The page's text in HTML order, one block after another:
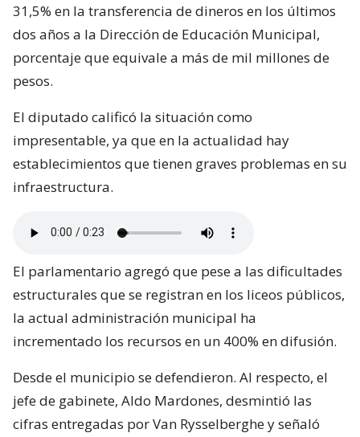
31,5% en la transferencia de dineros en los últimos
dos años a la Dirección de Educación Municipal,
porcentaje que equivale a más de mil millones de
pesos.
El diputado calificó la situación como
impresentable, ya que en la actualidad hay
establecimientos que tienen graves problemas en su
infraestructura.
El parlamentario agregó que pese a las dificultades
estructurales que se registran en los liceos públicos,
la actual administración municipal ha
incrementado los recursos en un 400% en difusión.
Desde el municipio se defendieron. Al respecto, el
jefe de gabinete, Aldo Mardones, desmintió las
cifras entregadas por Van Rysselberghe y señaló